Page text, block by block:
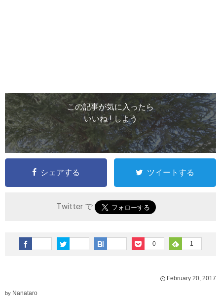
この記事が気に入ったら
いいね ! しよう
シェアする ツイートする
Twitter で
0 1
February 20, 2017
by Nanataro